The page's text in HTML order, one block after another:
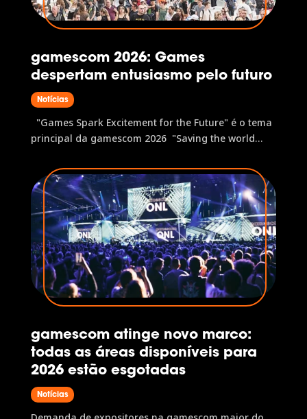
gamescom 2026: Games
despertam entusiasmo pelo futuro
Notícias
"Games Spark Excitement for the Future" é o tema
principal da gamescom 2026 "Saving the world
tendências deste ano Diversos líderes políticos
confirmaram presença na gamescom A gamescom
2026 acontece de 24 a...
gamescom atinge novo marco:
todas as áreas disponíveis para
2026 estão esgotadas
Notícias